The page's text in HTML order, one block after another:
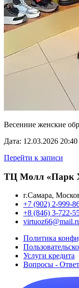
Весенние женские
Дата: 12.03.2026 20:40
Перейти к записи
ТЦ Молл «Парк
г.Самара,
+7 (902) 2-999-
+8 (846) 3-722-
Политика
Услуги кредита
Вопросы -